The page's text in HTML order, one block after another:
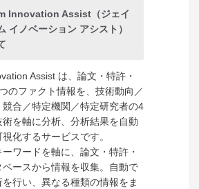
Innovation Assist（ジェイ
イノベーション アシスト）
Assist は、論文・特許・
のファクト情報を、技術動向／
競合／特定機関／特定研究者の4
を軸に分析、分析結果を自動
化するサービスです。
ーワードを軸に、論文・特許・
ベースから情報を収集。自動で
行い、異なる種類の情報をま